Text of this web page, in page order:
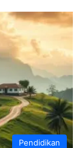
Pendidikan